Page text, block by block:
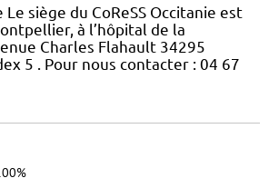
siège du CoReSS Occitanie est
à l’hôpital de la
Charles Flahault 34295
5 . Pour nous contacter : 04 67